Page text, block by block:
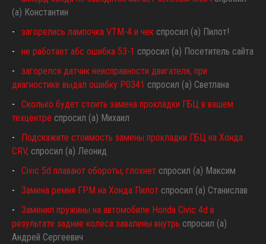
(а) Константин
загорелись лампочка VTM-4 и чек спросил (а) Пилот!
не работает абс ошибка 53-1 спросил (а) Посетитель сайта
загорелся датчик неисправности двигателя, при
диагностике выдал ошибку P0341 спросил (а) Светлана
Сколько будет стоить замена прокладки ГБЦ в вашем
техцентре спросил (а) Михаил
Подскажите стоимость замены прокладки ГБЦ на Хонда
CRV, спросил (а) Леонид
Civic 5d плавают обороты, глохнет спросил (а) Максим
Замена ремня ГРМ на Хонда Пилот спросил (а) Станислав
Заменил пружины на автомобиле Honda Civic 4d в
результате задние колеса завалены внутрь спросил (а)
Андрей Сергеевич